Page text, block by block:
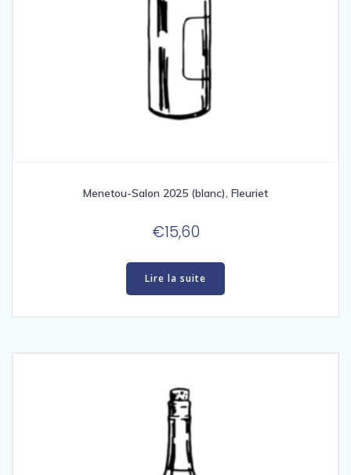
Menetou-Salon 2025 (blanc), Fleuriet
€15,60
Lire la suite